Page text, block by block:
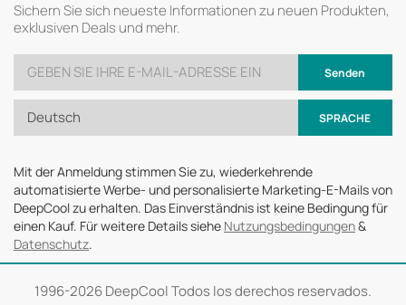
Sichern Sie sich neueste Informationen zu neuen Produkten,
exklusiven Deals und mehr.
Senden
Deutsch SPRACHE
Mit der Anmeldung stimmen Sie zu, wiederkehrende
automatisierte Werbe- und personalisierte Marketing-E-Mails von
DeepCool zu erhalten. Das Einverständnis ist keine Bedingung für
einen Kauf. Für weitere Details siehe Nutzungsbedingungen&
Datenschutz.
1996-2026 DeepCool Todos los derechos reservados.